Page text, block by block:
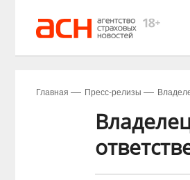
Главная Пресс-релизы